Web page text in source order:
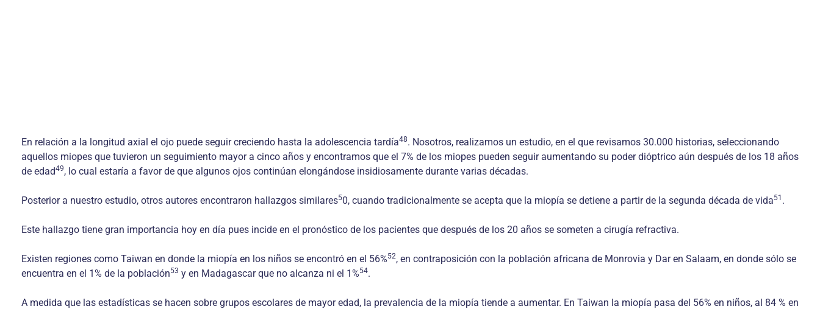
En relación a la longitud axial el ojo puede seguir creciendo hasta la adolescencia tardía48. Nosotros, realizamos un estudio, en el que revisamos 30.000 historias, seleccionando
aquellos miopes que tuvieron un seguimiento mayor a cinco años y encontramos que el 7% de los miopes pueden seguir aumentando su poder dióptrico aún después de los 18 años
de edad49, lo cual estaría a favor de que algunos ojos continúan elongándose insidiosamente durante varias décadas.
Posterior a nuestro estudio, otros autores encontraron hallazgos similares50, cuando tradicionalmente se acepta que la miopía se detiene a partir de la segunda década de vida51 .
Este hallazgo tiene gran importancia hoy en día pues incide en el pronóstico de los pacientes que después de los 20 años se someten a cirugía refractiva.
Existen regiones como Taiwan en donde la miopía en los niños se encontró en el 56%52, en contraposición con la población africana de Monrovia y Dar en Salaam, en donde sólo se
encuentra en el 1% de la población53 y en Madagascar que no alcanza ni el 1%54.
A medida que las estadísticas se hacen sobre grupos escolares de mayor edad, la prevalencia de la miopía tiende a aumentar. En Taiwan la miopía pasa del 56% en niños, al 84 % en